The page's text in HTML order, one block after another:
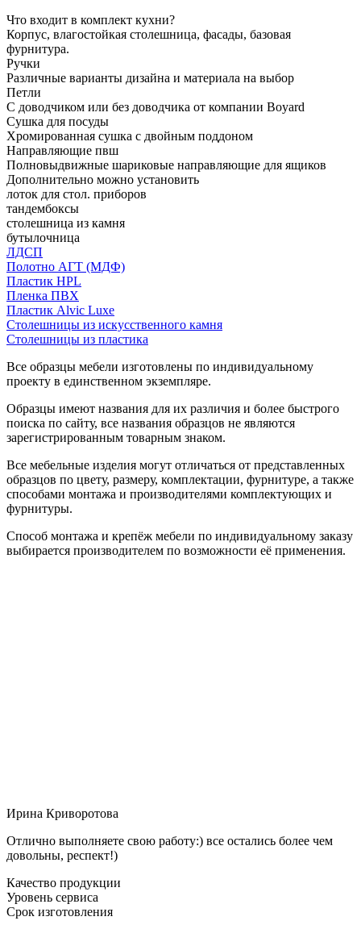
Что входит в комплект кухни?
Корпус, влагостойкая столешница, фасады, базовая
фурнитура.
Ручки
Различные варианты дизайна и материала на выбор
Петли
С доводчиком или без доводчика от компании Boyard
Сушка для посуды
Хромированная сушка с двойным поддоном
Направляющие пвш
Полновыдвижные шариковые направляющие для ящиков
Дополнительно можно установить
лоток для стол. приборов
тандембоксы
столешница из камня
бутылочница
ЛДСП
Полотно АГТ (МДФ)
Пластик HPL
Пленка ПВХ
Пластик Alvic Luxe
Столешницы из искусственного камня
Столешницы из пластика
Все образцы мебели изготовлены по индивидуальному
проекту в единственном экземпляре.
Образцы имеют названия для их различия и более быстрого
поиска по сайту, все названия образцов не являются
зарегистрированным товарным знаком.
Все мебельные изделия могут отличаться от представленных
образцов по цвету, размеру, комплектации, фурнитуре, а также
способами монтажа и производителями комплектующих и
фурнитуры.
Способ монтажа и крепёж мебели по индивидуальному заказу
выбирается производителем по возможности её применения.
Ирина Криворотова
Отлично выполняете свою работу:) все остались более чем
довольны, респект!)
Качество продукции
Уровень сервиса
Срок изготовления